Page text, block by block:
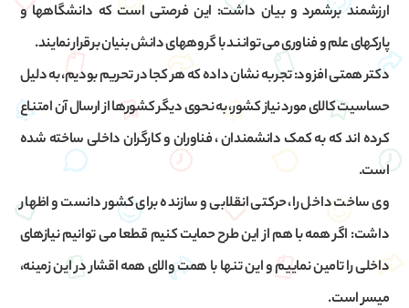
ارزشمند برشمرد و بیان داشت: این فرصتی است که دانشگاهها و
پارکهای علم و فناوری می توانند با گروههای دانش بنیان برقرار نمایند.
دکتر همتی افزود: تجربه نشان داده که هر کجا در تحریم بودیم، به دلیل
حساسیت کالای مورد نیاز کشور، به نحوی دیگر کشورها از ارسال آن امتناع
کرده اند که به کمک دانشمندان ، فناوران و کارگران داخلی ساخته شده
است.
وی ساخت داخل را، حرکتی انقلابی و سازنده برای کشور دانست و اظها ر
داشت: اگر همه با هم از این طرح حمایت کنیم قطعا می توانیم نیازهای
داخلی را تامین نماییم و این تنها با همت والای همه اقشار در این زمینه،
میسر است.